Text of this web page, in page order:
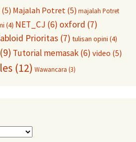
(5) Majalah Potret (5) majalah Potret
(4) NET_CJ (6) oxford (7)
Prioritas (7) tulisan opini (4)
(9) Tutorial memasak(6) video (5)
(12) Wawancara (3)